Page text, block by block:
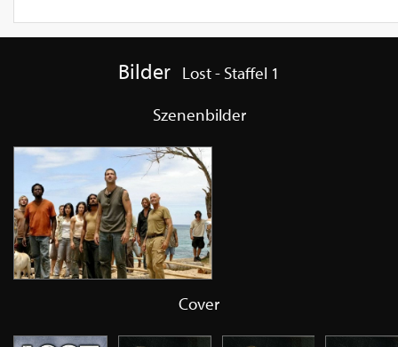
Bilder Lost - Staffel 1
Szenenbilder
Cover